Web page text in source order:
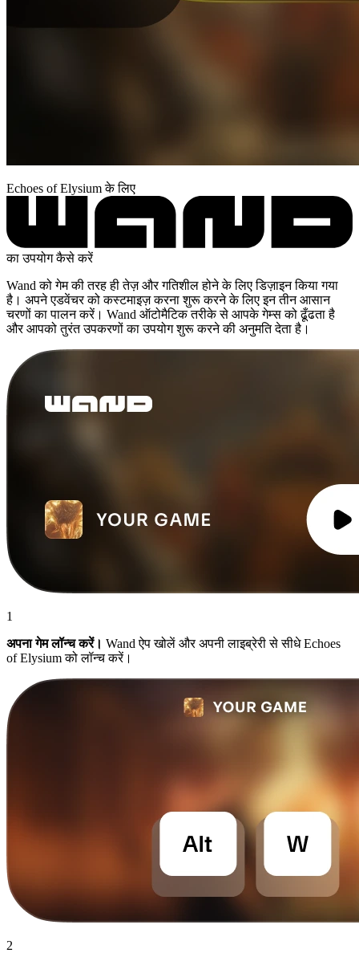
Echoes of Elysium के लिए
का उपयोग कैसे करें
Wand को गेम की तरह ही तेज़ और गतिशील होने के लिए डिज़ाइन किया गया
है। अपने एडवेंचर को कस्टमाइज़ करना शुरू करने के लिए इन तीन आसान
चरणों का पालन करें। Wand ऑटोमैटिक तरीके से आपके गेम्स को ढूँढता है
और आपको तुरंत उपकरणों का उपयोग शुरू करने की अनुमति देता है।
1
अपना गेम लॉन्च करें। Wand ऐप खोलें और अपनी लाइब्रेरी से सीधे Echoes
of Elysium को लॉन्च करें।
2